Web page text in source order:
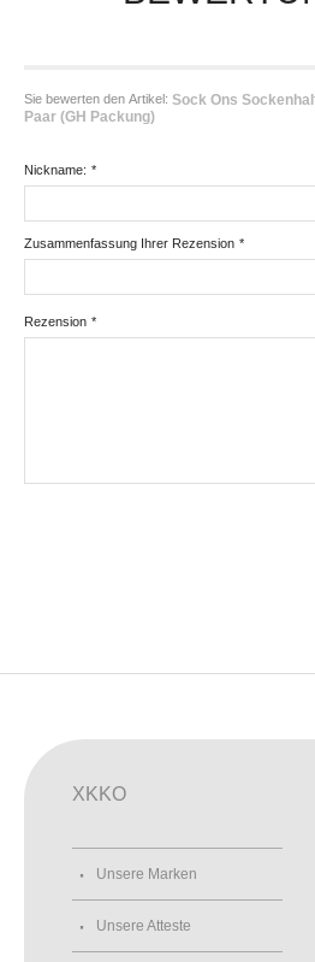
Sie bewerten den Artikel: Sock Ons
Paar (GH Packung)
*
Nickname:
*
Zusammenfassung Ihrer Rezension
*
Rezension
XKKO
Unsere Marken
Unsere Atteste